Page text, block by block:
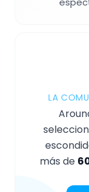
LA
más de